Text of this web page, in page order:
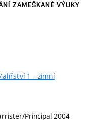
ZAMEŠKANÉ VÝUKY
1 - zimní
Principal 2004